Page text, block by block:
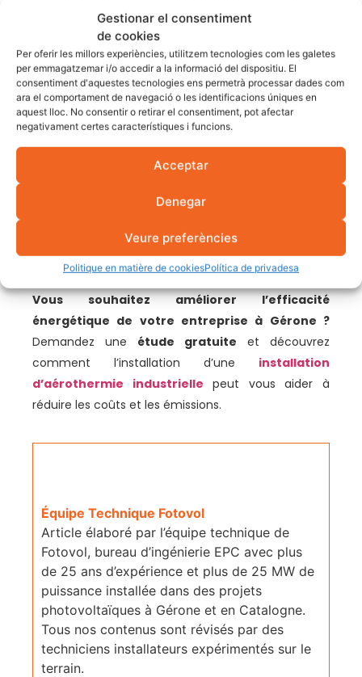
Gestionar el consentiment
de cookies
Per oferir les millors experiències, utilitzem tecnologies com les galetes
per emmagatzemar i/o accedir a la informació del dispositiu. El
consentiment d'aquestes tecnologies ens permetrà processar dades com
ara el comportament de navegació o les identificacions úniques en
aquest lloc. No consentir o retirar el consentiment, pot afectar
negativament certes característiques i funcions.
Acceptar
Denegar
Veure preferències
Politique en matière de cookiesPolítica de privadesa
Type d’installation
Aérothermie
Énergie
aérothermique
40 kW
Consommation
précédente
18 000 €/an
56.000 €
CO₂ évité
22 t/an
Vous souhaitez améliorer l’efficacité
énergétique de votre entreprise à Gérone ?
Demandez une étude gratuite et découvrez
comment l’installation d’une installation
d’aérothermie industrielle peut vous aider à
réduire les coûts et les émissions.
Équipe Technique Fotovol
Article élaboré par l’équipe technique de
Fotovol, bureau d’ingénierie EPC avec plus
de 25 ans d’expérience et plus de 25 MW de
puissance installée dans des projets
photovoltaïques à Gérone et en Catalogne.
Tous nos contenus sont révisés par des
techniciens installateurs expérimentés sur le
terrain.